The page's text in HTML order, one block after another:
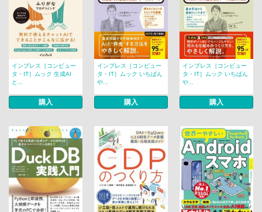
インプレス［コンピュー
タ・IT］ムック 生成AI
と...
購入
インプレス［コンピュー
タ・IT］ムック いちばん
や...
購入
インプレス［コンピュー
タ・IT］ムック いちばん
や...
購入